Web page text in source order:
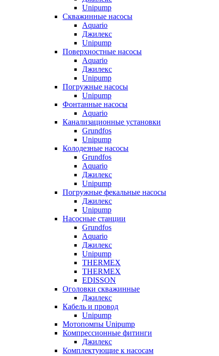
Unipump
Скважинные насосы
Aquario
Джилекс
Unipump
Поверхностные насосы
Aquario
Джилекс
Unipump
Погружные насосы
Unipump
Фонтанные насосы
Aquario
Канализационные установки
Grundfos
Unipump
Колодезные насосы
Grundfos
Aquario
Джилекс
Unipump
Погружные фекальные насосы
Джилекс
Unipump
Насосные станции
Grundfos
Aquario
Джилекс
Unipump
THERMEX
THERMEX
EDISSON
Оголовки скважинные
Джилекс
Кабель и провод
Unipump
Мотопомпы Unipump
Компрессионные фитинги
Джилекс
Комплектующие к насосам